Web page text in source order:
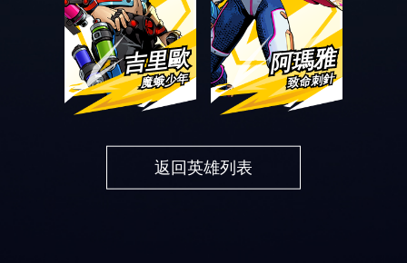
吉里歐
魔蛾少年
阿瑪雅
致命刺針
返回英雄列表